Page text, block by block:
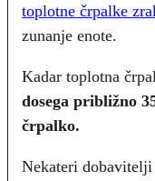
toplotne črpalke
zunanje enote.
Kadar toplotna
dosega približno
črpalko.
Nekateri